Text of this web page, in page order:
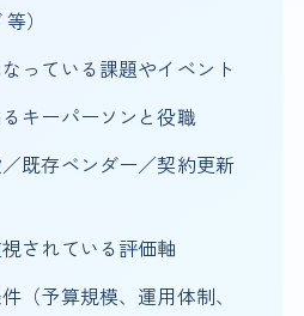
）
っている課題やイベント
キーパーソンと役職
既存ベンダー／契約更新
されている評価軸
（予算規模、運用体制、